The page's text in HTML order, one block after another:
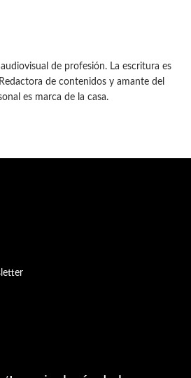
de profesión. La escritura es
de contenidos y amante del
es marca de la casa.